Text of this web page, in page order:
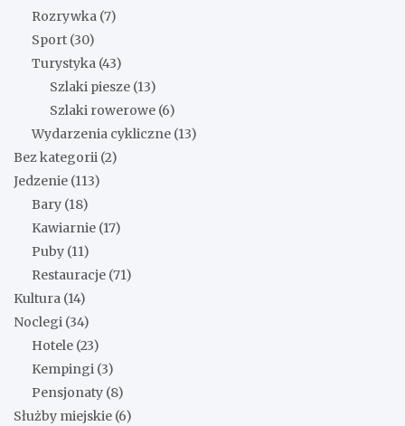
Rozrywka (7)
Sport (30)
Turystyka (43)
Szlaki piesze (13)
Szlaki rowerowe (6)
Wydarzenia cykliczne (13)
Bez kategorii (2)
Jedzenie (113)
Bary (18)
Kawiarnie (17)
Puby (11)
Restauracje (71)
Kultura (14)
Noclegi (34)
Hotele (23)
Kempingi (3)
Pensjonaty (8)
Służby miejskie (6)